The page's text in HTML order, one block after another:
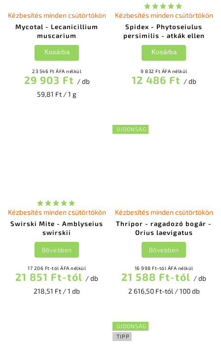
Mycotal - Lecanicillium
muscarium
Kézbesítés minden csütörtökön
23 546 Ft ÁFA nélkül
29 903 Ft / db
59,81 Ft / 1 g
Kosárba
Spidex - Phytoseiulus
persimilis - atkák ellen
Kézbesítés minden csütörtökön
9 832 Ft ÁFA nélkül
12 486 Ft / db
Kosárba
Swirski Mite - Amblyseius
swirskii
Kézbesítés minden csütörtökön
17 206 Ft-tól ÁFA nélkül
21 851 Ft-tól / db
218,51 Ft / 1 db
Bővebben
ÚJDONSÁG
Thripor - ragadozó bogár -
Orius laevigatus
Kézbesítés minden csütörtökön
16 998 Ft-tól ÁFA nélkül
21 588 Ft-tól / db
2 616,50 Ft-tól / 100 db
Bővebben
ÚJDONSÁG
TIPP